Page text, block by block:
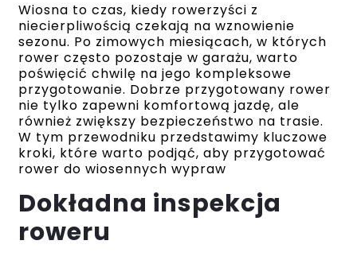
Wiosna to czas, kiedy rowerzyści z
niecierpliwością czekają na wznowienie
sezonu. Po zimowych miesiącach, w których
rower często pozostaje w garażu, warto
poświęcić chwilę na jego kompleksowe
przygotowanie. Dobrze przygotowany rower
nie tylko zapewni komfortową jazdę, ale
również zwiększy bezpieczeństwo na trasie.
W tym przewodniku przedstawimy kluczowe
kroki, które warto podjąć, aby przygotować
rower do wiosennych wypraw
Dokładna inspekcja
roweru